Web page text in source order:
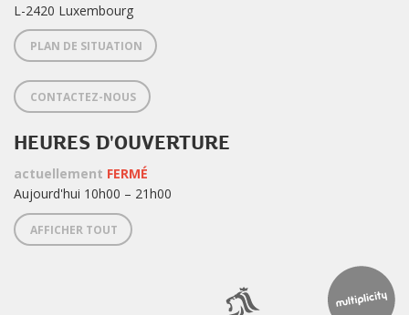
L-2420 Luxembourg
PLAN DE SITUATION
CONTACTEZ-NOUS
HEURES D'OUVERTURE
actuellement FERMÉ
Aujourd'hui 10h00 – 21h00
AFFICHER TOUT